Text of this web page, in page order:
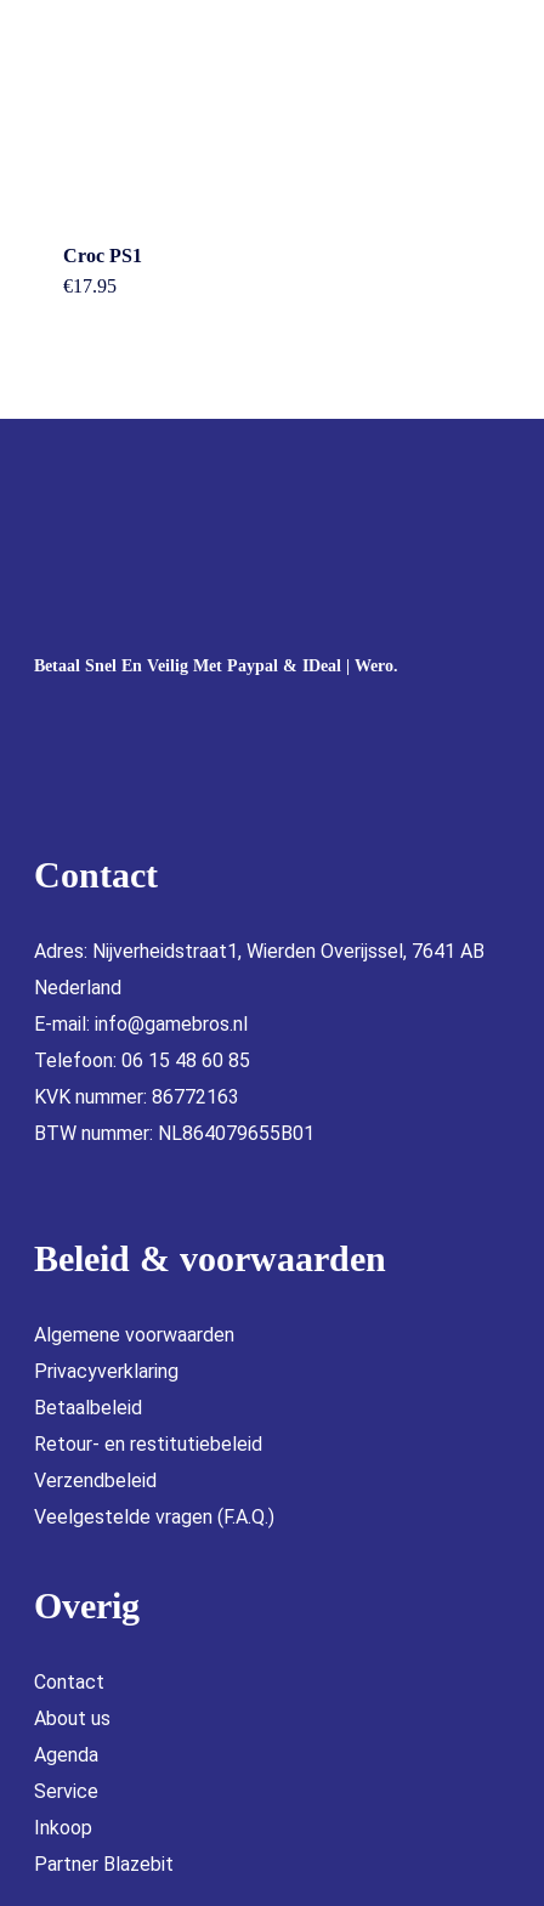
Croc PS1
€17.95
Betaal Snel En Veilig Met Paypal & IDeal | Wero.
Contact
Adres: Nijverheidstraat1, Wierden Overijssel, 7641 AB
Nederland
E-mail: info@gamebros.nl
Telefoon: 06 15 48 60 85
KVK nummer: 86772163
BTW nummer: NL864079655B01
Beleid & voorwaarden
Algemene voorwaarden
Privacyverklaring
Betaalbeleid
Retour- en restitutiebeleid
Verzendbeleid
Veelgestelde vragen (F.A.Q.)
Overig
Contact
About us
Agenda
Service
Inkoop
Partner Blazebit